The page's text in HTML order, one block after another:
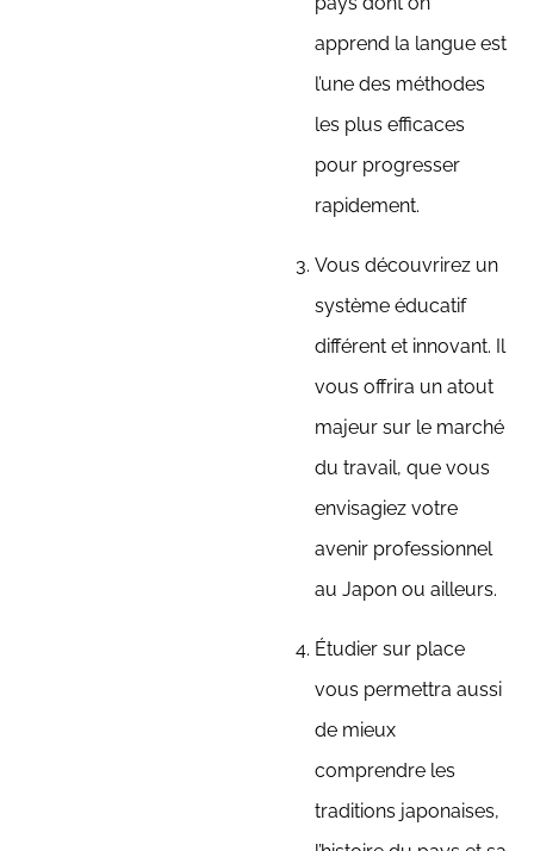
apprend la langue est
l’une des méthodes
les plus efficaces
pour progresser
rapidement.
Vous découvrirez un
système éducatif
différent et innovant. Il
vous offrira un atout
majeur sur le marché
du travail, que vous
envisagiez votre
avenir professionnel
au Japon ou ailleurs.
Étudier sur place
vous permettra aussi
de mieux
comprendre les
traditions japonaises,